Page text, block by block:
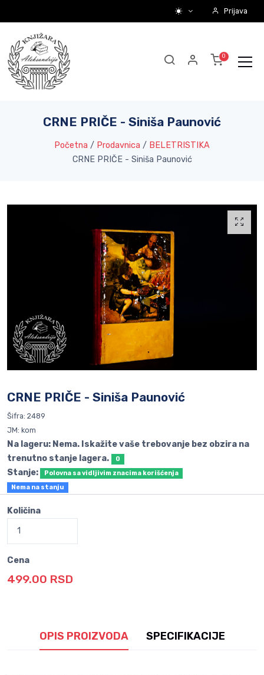
Prijava
CRNE PRIČE - Siniša Paunović
Početna / Prodavnica / BELETRISTIKA
CRNE PRIČE - Siniša Paunović
CRNE PRIČE - Siniša Paunović
Šifra: 2489
JM: kom
Na lageru: Nema. Iskažite vaše trebovanje bez obzira na
trenutno stanje lagera.
0
Stanje:
Polovna sa vidljivim znacima korišćenja
Nema na stanju
Količina
Cena
499.00 RSD
OPIS PROIZVODA SPECIFIKACIJE